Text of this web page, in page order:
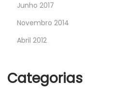
Junho 2017
Novembro 2014
Abril 2012
Categorias